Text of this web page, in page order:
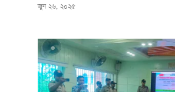
জুন ২৬, ২০২৫